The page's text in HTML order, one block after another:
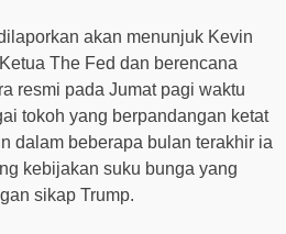
akan menunjuk Kevin
The Fed dan berencana
resmi pada Jumat pagi waktu
tokoh yang berpandangan ketat
dalam beberapa bulan terakhir ia
kebijakan suku bunga yang
sikap Trump.